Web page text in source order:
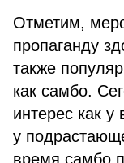
Отметим,
пропаганду
также
как самбо.
интерес как у
у
время самбо